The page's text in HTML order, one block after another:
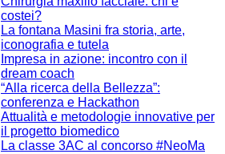
costei?
La fontana Masini fra storia, arte,
iconografia e tutela
Impresa in azione: incontro con il
dream coach
“Alla ricerca della Bellezza”:
conferenza e Hackathon
Attualità e metodologie innovative per
il progetto biomedico
La classe 3AC al concorso #NeoMa